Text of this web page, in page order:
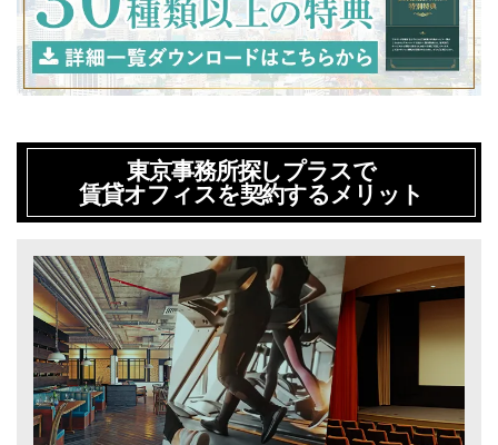
東京事務所探しプラスで
賃貸オフィスを契約するメリット